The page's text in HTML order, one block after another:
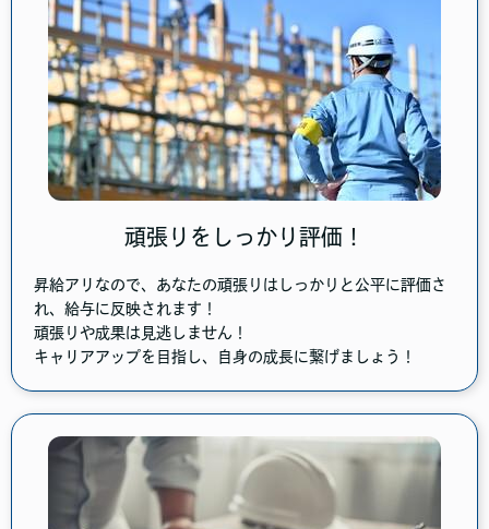
頑張りをしっかり評価！
昇給アリなので、あなたの頑張りはしっかりと公平に評価さ
れ、給与に反映されます！
頑張りや成果は見逃しません！
キャリアアップを目指し、自身の成長に繋げましょう！